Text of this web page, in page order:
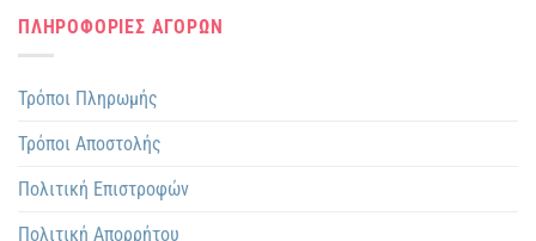
ΠΛΗΡΟΦΟΡΙΕΣ ΑΓΟΡΩΝ
Τρόποι Πληρωμής
Τρόποι Αποστολής
Πολιτική Επιστροφών
Πολιτική Απορρήτου